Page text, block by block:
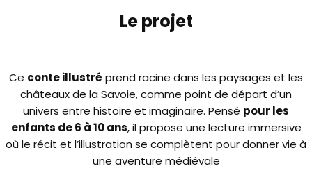
Le projet
Ce conte illustré prend racine dans les paysages et les
châteaux de la Savoie, comme point de départ d’un
univers entre histoire et imaginaire. Pensé pour les
enfants de 6 à 10 ans, il propose une lecture immersive
où le récit et l’illustration se complètent pour donner vie à
une aventure médiévale